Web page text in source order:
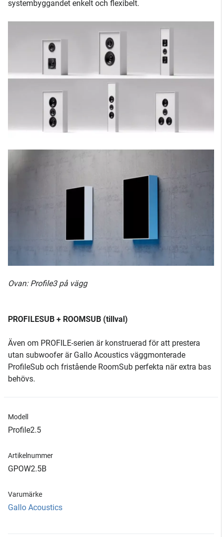
systembyggandet enkelt och flexibelt.
Ovan: Profile3 på vägg
PROFILESUB + ROOMSUB (tillval)
Även om PROFILE-serien är konstruerad för att prestera
utan subwoofer är Gallo Acoustics väggmonterade
ProfileSub och fristående RoomSub perfekta när extra bas
behövs.
Modell
Profile2.5
Artikelnummer
GPOW2.5B
Varumärke
Gallo Acoustics